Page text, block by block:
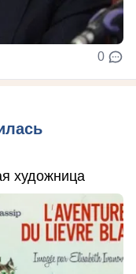
0
художница